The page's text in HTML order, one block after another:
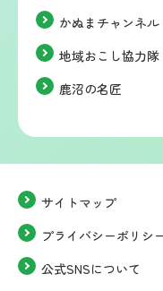
かぬまチャンネル
地域おこし協力隊
鹿沼の名匠
サイトマップ
プライバシーポリシ
公式SNSについて